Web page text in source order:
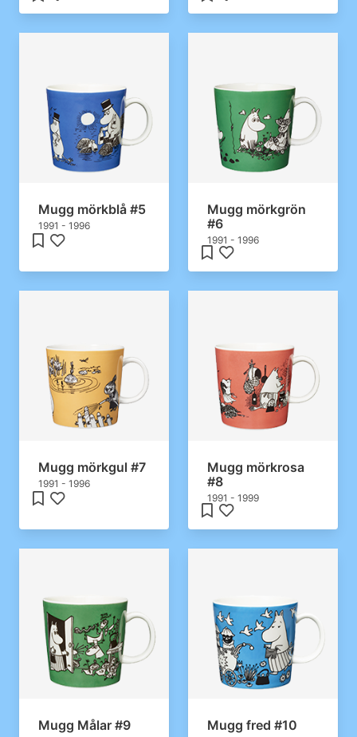
Mugg mörkblå #5
1991 - 1996
Mugg mörkgrön
#6
1991 - 1996
Mugg mörkgul #7
1991 - 1996
Mugg mörkrosa
#8
1991 - 1999
Mugg Målar #9 Mugg fred #10